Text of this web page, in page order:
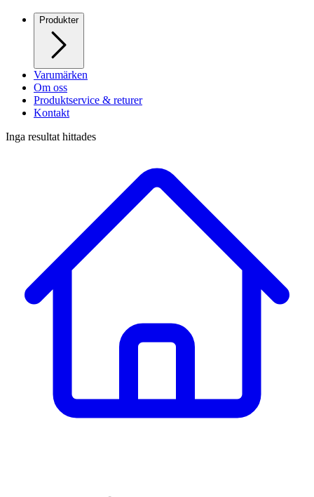
Produkter
Varumärken
Om oss
Produktservice & returer
Kontakt
Inga resultat hittades